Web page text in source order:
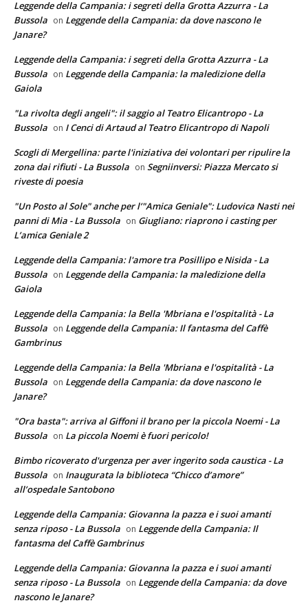
Leggende della Campania: i segreti della Grotta Azzurra - La
Bussola on Leggende della Campania: da dove nascono le
Janare?
Leggende della Campania: i segreti della Grotta Azzurra - La
Bussola on Leggende della Campania: la maledizione della
Gaiola
"La rivolta degli angeli": il saggio al Teatro Elicantropo - La
Bussola on I Cenci di Artaud al Teatro Elicantropo di Napoli
Scogli di Mergellina: parte l'iniziativa dei volontari per ripulire la
zona dai rifiuti - La Bussola on Segniinversi: Piazza Mercato si
riveste di poesia
"Un Posto al Sole" anche per l’"Amica Geniale": Ludovica Nasti nei
panni di Mia - La Bussola on Giugliano: riaprono i casting per
L’amica Geniale 2
Leggende della Campania: l'amore tra Posillipo e Nisida - La
Bussola on Leggende della Campania: la maledizione della
Gaiola
Leggende della Campania: la Bella 'Mbriana e l'ospitalità - La
Bussola on Leggende della Campania: Il fantasma del Caffè
Gambrinus
Leggende della Campania: la Bella 'Mbriana e l'ospitalità - La
Bussola on Leggende della Campania: da dove nascono le
Janare?
"Ora basta": arriva al Giffoni il brano per la piccola Noemi - La
Bussola on La piccola Noemi è fuori pericolo!
Bimbo ricoverato d'urgenza per aver ingerito soda caustica - La
Bussola on Inaugurata la biblioteca “Chicco d’amore”
all’ospedale Santobono
Leggende della Campania: Giovanna la pazza e i suoi amanti
senza riposo - La Bussola on Leggende della Campania: Il
fantasma del Caffè Gambrinus
Leggende della Campania: Giovanna la pazza e i suoi amanti
senza riposo - La Bussola on Leggende della Campania: da dove
nascono le Janare?